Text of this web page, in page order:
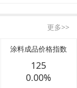
更多>>
涂料成品价格指数
125
0.00%